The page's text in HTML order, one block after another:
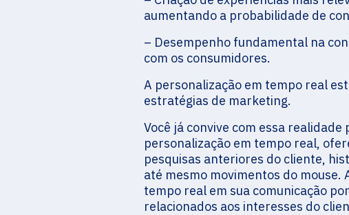
aumentando a probabilidade de
– Desempenho fundamental na
com os consumidores.
A personalização em tempo real
estratégias de marketing.
Você já convive com essa
personalização em tempo real,
pesquisas anteriores do cliente,
até mesmo movimentos do mouse.
tempo real em sua comunicação
relacionados aos interesses do